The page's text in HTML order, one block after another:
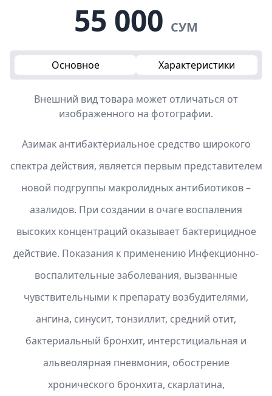
55 000 СУМ
Основное Характеристики
Внешний вид товара может отличаться от
изображенного на фотографии.
Азимак антибактериальное средство широкого
спектра действия, является первым представителем
новой подгруппы макролидных антибиотиков –
азалидов. При создании в очаге воспаления
высоких концентраций оказывает бактерицидное
действие. Показания к применению Инфекционно-
воспалительные заболевания, вызванные
чувствительными к препарату возбудителями,
ангина, синусит, тонзиллит, средний отит,
бактериальный бронхит, интерстициальная и
альвеолярная пневмония, обострение
хронического бронхита, скарлатина,